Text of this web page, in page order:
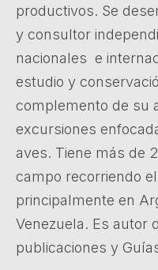
productivos. Se
y consultor
nacionales e
estudio y
complemento de su
excursiones
aves. Tiene más de
campo recorriendo
principalmente en
Venezuela. Es autor
publicaciones y